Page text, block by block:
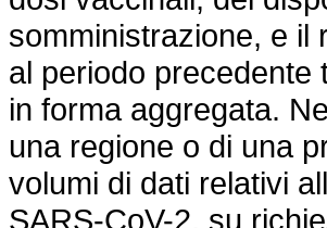
somministrazione, e il
al periodo precedente
in forma aggregata.
una regione o di una
volumi di dati relativi
SARS-CoV-2, su